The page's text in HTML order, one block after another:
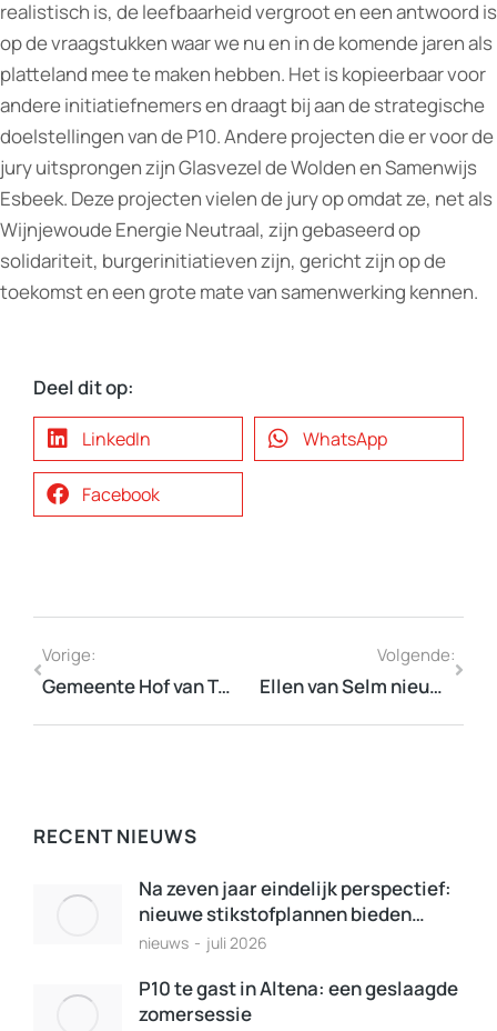
realistisch is, de leefbaarheid vergroot en een antwoord is
op de vraagstukken waar we nu en in de komende jaren als
platteland mee te maken hebben. Het is kopieerbaar voor
andere initiatiefnemers en draagt bij aan de strategische
doelstellingen van de P10. Andere projecten die er voor de
jury uitsprongen zijn Glasvezel de Wolden en Samenwijs
Esbeek. Deze projecten vielen de jury op omdat ze, net als
Wijnjewoude Energie Neutraal, zijn gebaseerd op
solidariteit, burgerinitiatieven zijn, gericht zijn op de
toekomst en een grote mate van samenwerking kennen.
Deel dit op:
LinkedIn WhatsApp
Facebook
Vorige:
Gemeente Hof van Twente treedt toe tot de P10
Volgende:
Ellen van Selm nieuwe voorzitter P10
RECENT NIEUWS
Na zeven jaar eindelijk perspectief:
nieuwe stikstofplannen bieden…
nieuws juli 2026
P10 te gast in Altena: een geslaagde
zomersessie